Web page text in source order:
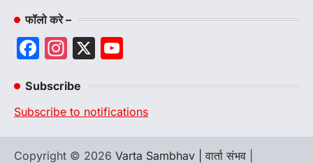
फॉलो करे –
Facebook
Instagram
X
Subscribe
Subscribe to notifications
Copyright © 2026 Varta Sambhav | वार्ता संभव